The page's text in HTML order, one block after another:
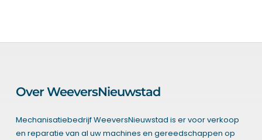
Over WeeversNieuwstad
Mechanisatiebedrijf WeeversNieuwstad is er voor verkoop
en reparatie van al uw machines en gereedschappen op